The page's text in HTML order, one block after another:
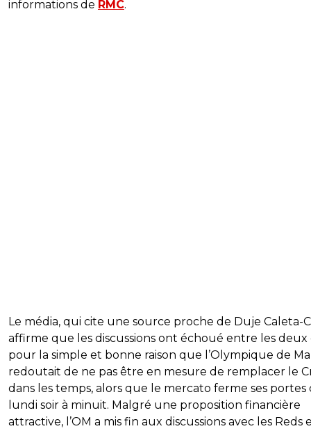
informations de RMC.
Le média, qui cite une source proche de Duje Caleta-
affirme que les discussions ont échoué entre les deux
pour la simple et bonne raison que l’Olympique de
redoutait de ne pas être en mesure de remplacer le
dans les temps, alors que le mercato ferme ses portes
lundi soir à minuit. Malgré une proposition financière
attractive, l’OM a mis fin aux discussions avec les Reds